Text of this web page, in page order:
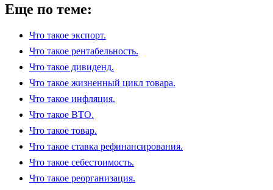
Еще по теме:
Что такое экспорт.
Что такое рентабельность.
Что такое дивиденд.
Что такое жизненный цикл товара.
Что такое инфляция.
Что такое ВТО.
Что такое товар.
Что такое ставка рефинансирования.
Что такое себестоимость.
Что такое реорганизация.